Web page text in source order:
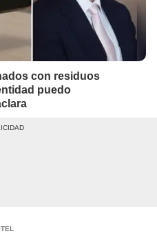
con residuos
puedo